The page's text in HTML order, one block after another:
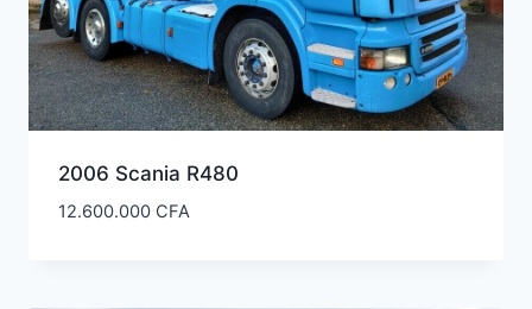
2006 Scania R480
12.600.000 CFA